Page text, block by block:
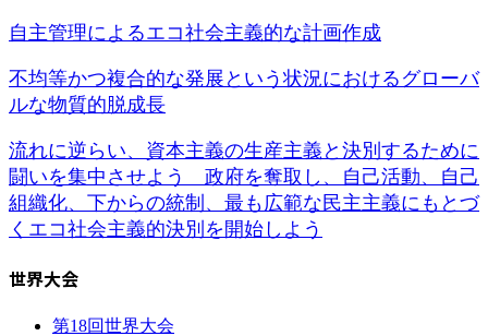
自主管理によるエコ社会主義的な計画作成
不均等かつ複合的な発展という状況におけるグローバ
ルな物質的脱成長
流れに逆らい、資本主義の生産主義と決別するために
闘いを集中させよう 政府を奪取し、自己活動、自己
組織化、下からの統制、最も広範な民主主義にもとづ
くエコ社会主義的決別を開始しよう
世界大会
第18回世界大会